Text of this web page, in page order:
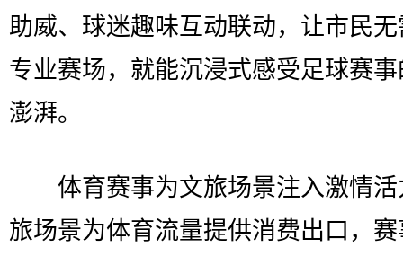
助威、球迷趣味互动联动，让市民
专业赛场，就能沉浸式感受足球赛
澎湃。
体育赛事为文旅场景注入激情活
旅场景为体育流量提供消费出口，